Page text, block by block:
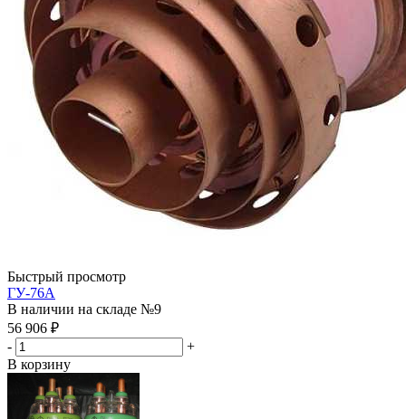
Быстрый просмотр
ГУ-76А
В наличии на складе №9
56 906 ₽
-
+
В корзину